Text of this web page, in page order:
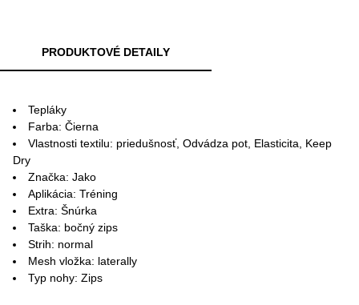
PRODUKTOVÉ DETAILY
Tepláky
Farba: Čierna
Vlastnosti textilu: priedušnosť, Odvádza pot, Elasticita, Keep
Dry
Značka: Jako
Aplikácia: Tréning
Extra: Šnúrka
Taška: bočný zips
Strih: normal
Mesh vložka: laterally
Typ nohy: Zips